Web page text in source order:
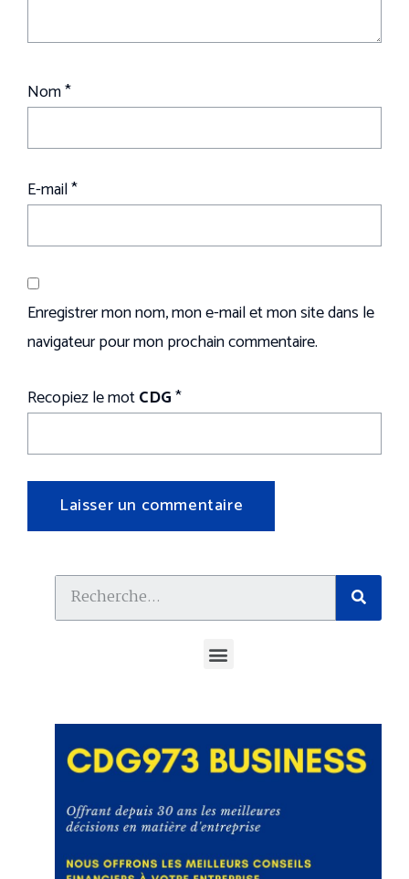
Nom*
E-mail*
Enregistrer mon nom, mon e-mail et mon site dans le
navigateur pour mon prochain commentaire.
Recopiez le motCDG*